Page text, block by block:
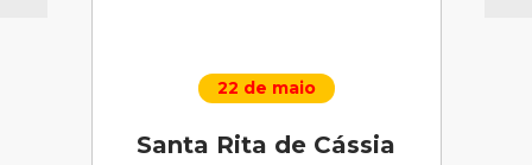
22 de maio
Santa Rita de Cássia